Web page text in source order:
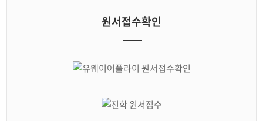
원서접수확인